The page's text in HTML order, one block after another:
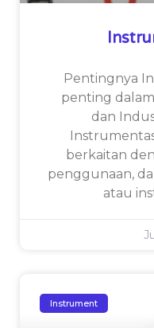
Pentingnya
penting
dan
berkaitan
penggunaan,
atau
Instrument